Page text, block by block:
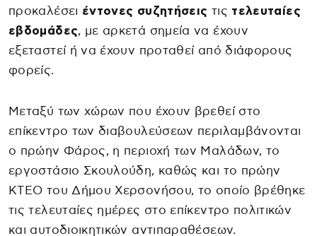
προκαλέσει έντονες συζητήσεις τις τελευταίες
εβδομάδες, με αρκετά σημεία να έχουν
εξεταστεί ή να έχουν προταθεί από διάφορους
φορείς.
Μεταξύ των χώρων που έχουν βρεθεί στο
επίκεντρο των διαβουλεύσεων περιλαμβάνονται
ο πρώην Φάρος, η περιοχή των Μαλάδων, το
εργοστάσιο Σκουλούδη, καθώς και το πρώην
ΚΤΕΟ του Δήμου Χερσονήσου, το οποίο βρέθηκε
τις τελευταίες ημέρες στο επίκεντρο πολιτικών
και αυτοδιοικητικών αντιπαραθέσεων.